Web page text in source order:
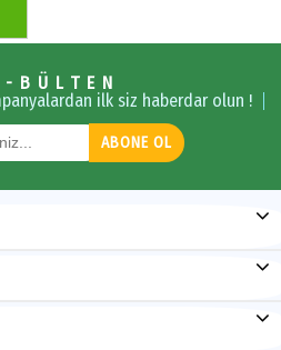
BÜLTEN
ilk siz haberdar olun !
ABONE OL